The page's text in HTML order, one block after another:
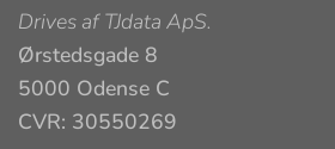
Drives afTJdata ApS.
Ørstedsgade 8
5000 Odense C
CVR: 30550269